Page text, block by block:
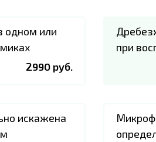
одном или
2990 руб.
при
искажена